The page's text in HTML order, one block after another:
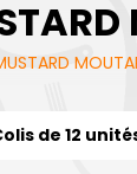
de 12